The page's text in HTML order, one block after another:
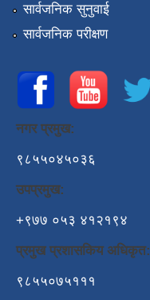
सार्वजनिक सुनुवाई
सार्वजनिक परीक्षण
नगर प्रमुख:
९८५५०४५०३६
उपप्रमुख:
+९७७ ०५३ ४१२१९४
प्रमुख प्रशासकिय अधिकृत:
९८५५०७५१११